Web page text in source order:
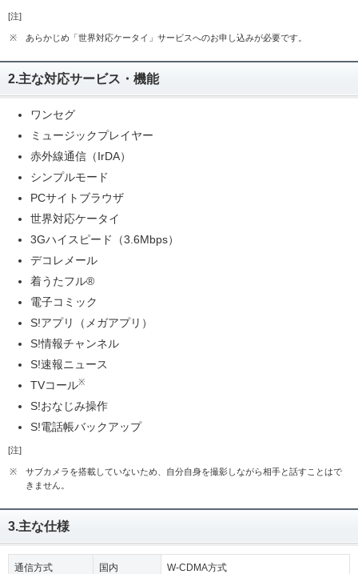
[注]
※ あらかじめ「世界対応ケータイ」サービスへのお申し込みが必要です。
2.主な対応サービス・機能
ワンセグ
ミュージックプレイヤー
赤外線通信（IrDA）
シンプルモード
PCサイトブラウザ
世界対応ケータイ
3Gハイスピード（3.6Mbps）
デコレメール
着うたフル®
電子コミック
S!アプリ（メガアプリ）
S!情報チャンネル
S!速報ニュース
TVコール※
S!おなじみ操作
S!電話帳バックアップ
[注]
※
サブカメラを搭載していないため、自分自身を撮影しながら相手と話すことはで
きません。
3.主な仕様
通信方式 国内 W-CDMA方式